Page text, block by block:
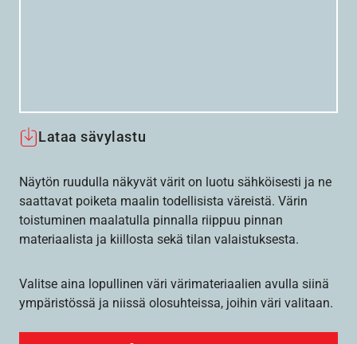
Lataa sävylastu
Näytön ruudulla näkyvät värit on luotu sähköisesti ja ne
saattavat poiketa maalin todellisista väreistä. Värin
toistuminen maalatulla pinnalla riippuu pinnan
materiaalista ja kiillosta sekä tilan valaistuksesta.
Valitse aina lopullinen väri värimateriaalien avulla siinä
ympäristössä ja niissä olosuhteissa, joihin väri valitaan.